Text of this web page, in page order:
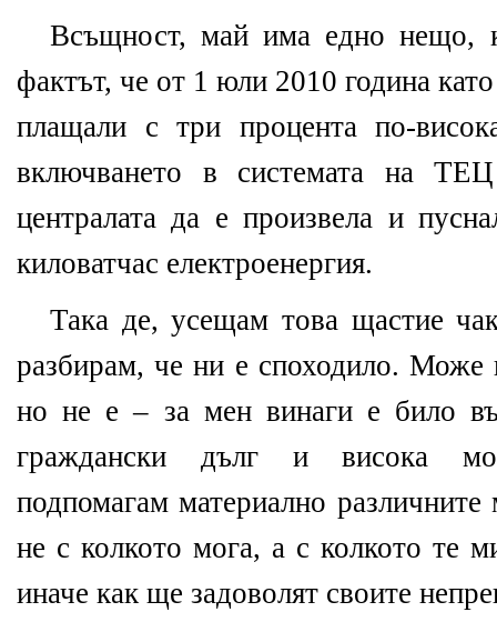
Всъщност, май има едно нещо,
фактът, че от 1 юли 2010 година
плащали с три процента по-
включването в системата на
централата да е произвела и
киловатчас електроенергия.
Така де, усещам това щастие
разбирам, че ни е споходило. Може
но не е – за мен винаги е било
граждански дълг и висока
подпомагам материално
не с колкото мога, а с колкото те
иначе как ще задоволят своите